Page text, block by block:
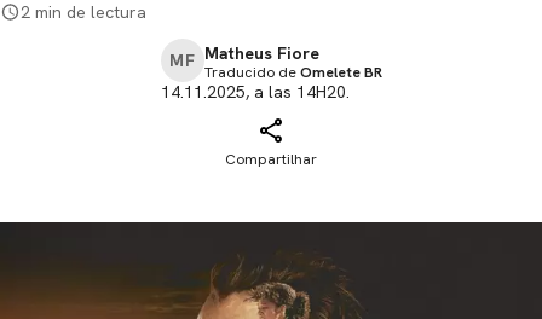
2 min de lectura
MF Matheus Fiore
Traducido deOmelete BR
14.11.2025, a las 14H20.
Compartilhar